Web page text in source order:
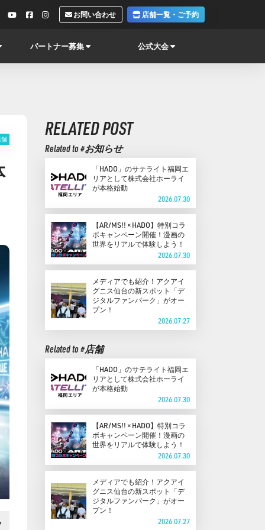
お問い合わせ 店舗一覧・ご予約
パートナー募集 公式大会
舗 RELATED POST
Related to #お知らせ
「HADO」のサテライト福岡エ
リアとして株式会社ホーライ
が本格始動
2026.07.30
【AR/MS!! × HADO】特別コラ
ボキャンペーン開催！漫画の
世界をリアルで体験しよう！
2026.07.30
メディアでも紹介！アクアイ
グニス仙台の新スポット「デ
ジタルファンパーク」がオー
プン！
2026.07.27
Related to #店舗
「HADO」のサテライト福岡エ
リアとして株式会社ホーライ
が本格始動
2026.07.30
【AR/MS!! × HADO】特別コラ
ボキャンペーン開催！漫画の
世界をリアルで体験しよう！
2026.07.30
メディアでも紹介！アクアイ
グニス仙台の新スポット「デ
ジタルファンパーク」がオー
プン！
2026.07.27